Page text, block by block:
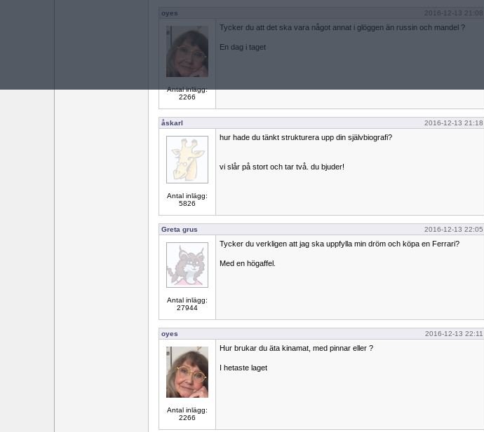
oyes 2016-12-13 21:08
Antal inlägg:
2266
Tycker du att det ska vara något annat i glöggen än russin och mandel ?
En dag i taget
åskarl 2016-12-13 21:18
Antal inlägg:
5826
hur hade du tänkt strukturera upp din självbiografi?
vi slår på stort och tar två. du bjuder!
Greta grus 2016-12-13 22:05
Antal inlägg:
27944
Tycker du verkligen att jag ska uppfylla min dröm och köpa en Ferrari?
Med en högaffel.
oyes 2016-12-13 22:11
Antal inlägg:
2266
Hur brukar du äta kinamat, med pinnar eller ?
I hetaste laget